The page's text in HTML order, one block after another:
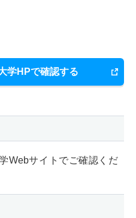
学HPで確認する
Webサイトでご確認くだ